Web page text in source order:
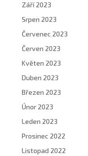
Září 2023
Srpen 2023
Červenec 2023
Červen 2023
Květen 2023
Duben 2023
Březen 2023
Únor 2023
Leden 2023
Prosinec 2022
Listopad 2022